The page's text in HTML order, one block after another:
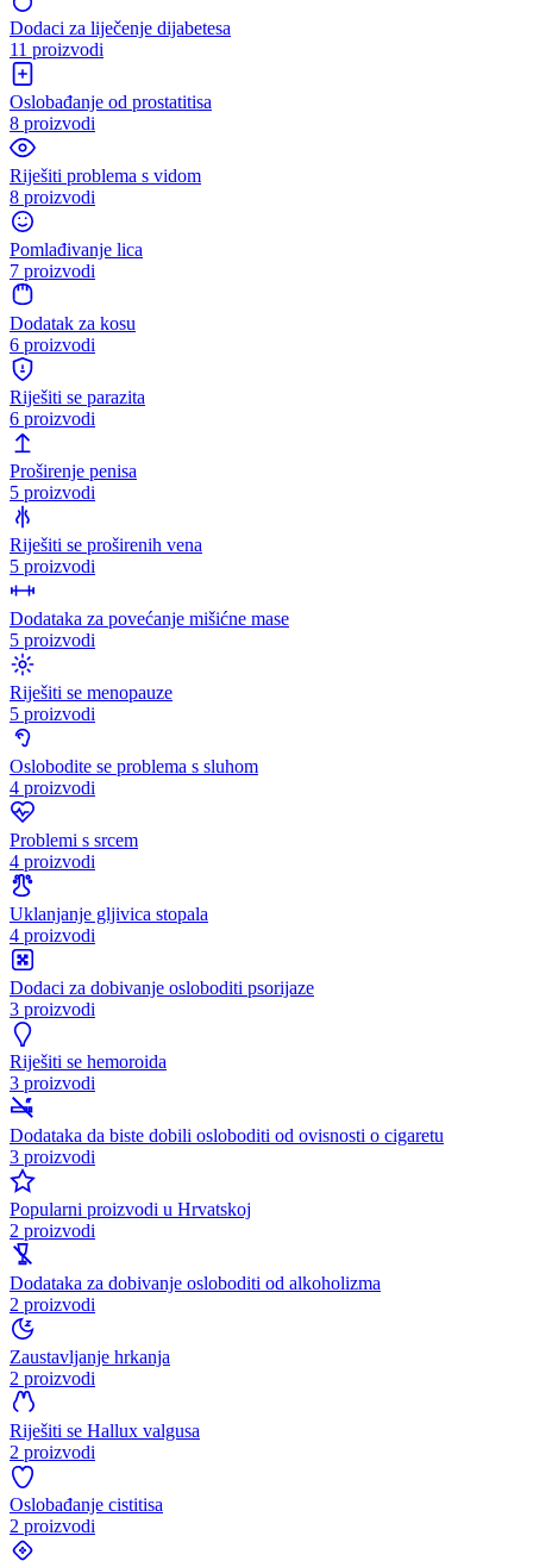
Dodaci za liječenje dijabetesa
11 proizvodi
Oslobađanje od prostatitisa
8 proizvodi
Riješiti problema s vidom
8 proizvodi
Pomlađivanje lica
7 proizvodi
Dodatak za kosu
6 proizvodi
Riješiti se parazita
6 proizvodi
Proširenje penisa
5 proizvodi
Riješiti se proširenih vena
5 proizvodi
Dodataka za povećanje mišićne mase
5 proizvodi
Riješiti se menopauze
5 proizvodi
Oslobodite se problema s sluhom
4 proizvodi
Problemi s srcem
4 proizvodi
Uklanjanje gljivica stopala
4 proizvodi
Dodaci za dobivanje osloboditi psorijaze
3 proizvodi
Riješiti se hemoroida
3 proizvodi
Dodataka da biste dobili osloboditi od ovisnosti o cigaretu
3 proizvodi
Popularni proizvodi u Hrvatskoj
2 proizvodi
Dodataka za dobivanje osloboditi od alkoholizma
2 proizvodi
Zaustavljanje hrkanja
2 proizvodi
Riješiti se Hallux valgusa
2 proizvodi
Oslobađanje cistitisa
2 proizvodi